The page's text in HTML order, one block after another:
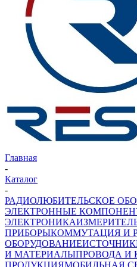
Главная
-
Каталог
-
РАДИОЛЮБИТЕЛЬСКОЕ
ЭЛЕКТРОННЫЕ
ЭЛЕКТРОНИКА
ПРИБОРЫКОММУТАЦИЯ И
ОБОРУДОВАНИЕ
И МАТЕРИАЛЫПРОВОДА И
ПРОДУКЦИЯМОБИЛЬНАЯ